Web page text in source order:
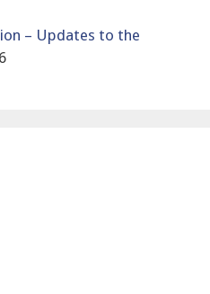
– Updates to the